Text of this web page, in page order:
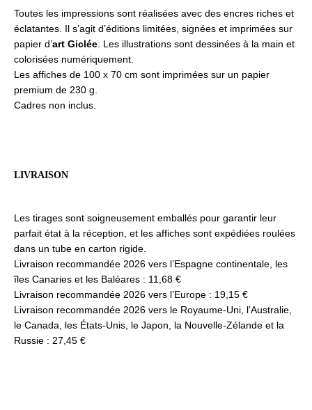
Toutes les impressions sont réalisées avec des encres riches et
éclatantes. Il s’agit d’éditions limitées, signées et imprimées sur
papier d’art Giclée . Les illustrations sont dessinées à la main et
colorisées numériquement.
Les affiches de 100 x 70 cm sont imprimées sur un papier
premium de 230 g.
Cadres non inclus.
LIVRAISON
Les tirages sont soigneusement emballés pour garantir leur
parfait état à la réception, et les affiches sont expédiées roulées
dans un tube en carton rigide.
Livraison recommandée 2026 vers l’Espagne continentale, les
îles Canaries et les Baléares : 11,68 €
Livraison recommandée 2026 vers l’Europe : 19,15 €
Livraison recommandée 2026 vers le Royaume-Uni, l’Australie,
le Canada, les États-Unis, le Japon, la Nouvelle-Zélande et la
Russie : 27,45 €